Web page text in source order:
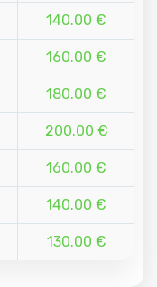
140.00 €
160.00 €
180.00 €
200.00 €
160.00 €
140.00 €
130.00 €